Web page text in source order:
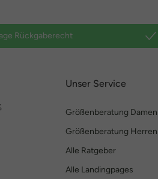
Rückgaberecht
Unser Service
Größenberatung Damen
Größenberatung Herren
Alle Ratgeber
Alle Landingpages